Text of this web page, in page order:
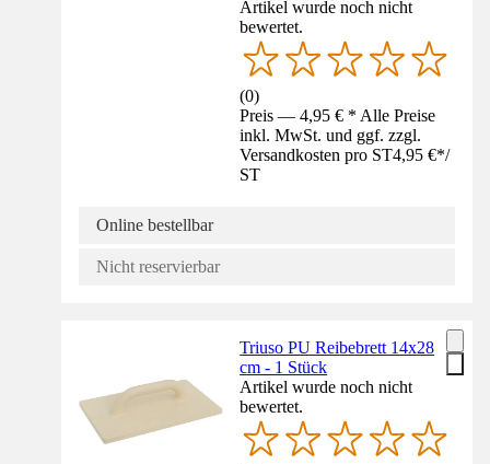
Artikel wurde noch nicht
bewertet.
(0)
Preis — 4,95 € * Alle Preise
inkl. MwSt. und ggf. zzgl.
Versandkosten pro ST4,95 €*/
ST
Online bestellbar
Nicht reservierbar
Triuso PU Reibebrett 14x28
cm - 1 Stück
Artikel wurde noch nicht
bewertet.